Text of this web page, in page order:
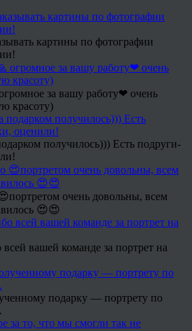
картины по фотографии
за вашу работу❤ очень
красоту)
получилось))) Есть подруги-
очень довольны, всем
😍😍
вашей команде за портрет на
подарку — портрету по